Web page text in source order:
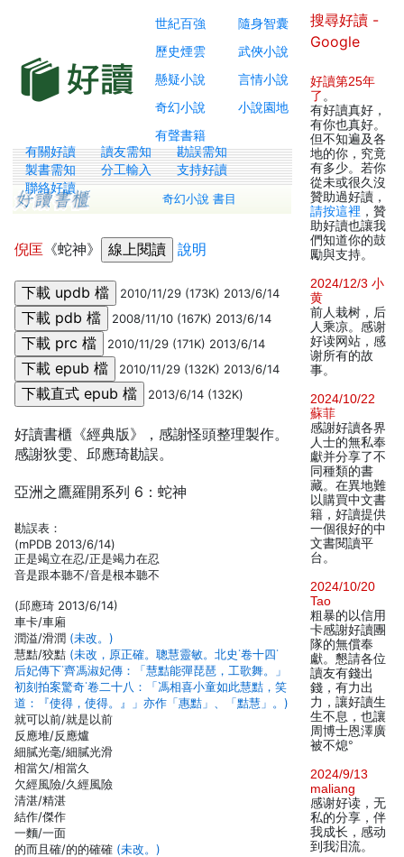
世紀百強
隨身智囊
歷史煙雲
武俠小說
懸疑小說
言情小說
奇幻小說
小說園地
有聲書籍
有關好讀 讀友需知
勘誤需知
製書需知
分工輸入
支持好讀
聯絡好讀
奇幻小說 書目
倪匡 《蛇神》 說明
2010/11/29 (173K) 2013/6/14
2008/11/10 (167K) 2013/6/14
2010/11/29 (171K) 2013/6/14
2010/11/29 (132K) 2013/6/14
2013/6/14 (132K)
好讀書櫃《經典版》，感謝怪頭整理製作。
感謝狄雯、邱應琦勘誤。
亞洲之鷹羅開系列 6：蛇神
勘誤表：
(mPDB 2013/6/14)
正是竭立在忍/正是竭力在忍
音是跟本聽不/音是根本聽不
(邱應琦 2013/6/14)
車卡/車廂
潤溢/滑潤 (未改。)
慧黠/狡黠 (未改，原正確。聰慧靈敏。北史˙卷十四˙
后妃傳下˙齊馮淑妃傳：「慧黠能彈琵琶，工歌舞。」
初刻拍案驚奇˙卷二十八：「馮相喜小童如此慧黠，笑
道：『使得，使得。』」亦作「惠黠」、「黠慧」。)
就可以前/就是以前
反應堆/反應爐
細膩光毫/細膩光滑
相當欠/相當久
欠經風險/久經風險
清湛/精湛
結作/傑作
一麵/一面
的而且確/的的確確 (未改。)
搜尋好讀 -
Google
好讀第25年
了 。
有好讀真好，
有你也真好。
但不知遍及各
地的你，究竟
有多少。若你
從未或很久沒
贊助過好讀，
請按這裡 ，贊
助好讀也讓我
們知道你的鼓
勵與支持。
2024/12/3 小
黄
前人栽树，后
人乘凉。感谢
好读网站，感
谢所有的故
事。
2024/10/22
蘇菲
感謝好讀各界
人士的無私奉
獻并分享了不
同種類的書
藏。在異地難
以購買中文書
籍，好讀提供
一個很好的中
文書閱讀平
台。
2024/10/20
Tao
粗暴的以信用
卡感謝好讀團
隊的無償奉
獻。懇請各位
讀友有錢出
錢，有力出
力，讓好讀生
生不息，也讓
周博士恩澤廣
被不熄°
2024/9/13
maliang
感谢好读，无
私的分享，伴
我成长，感动
到我泪流。